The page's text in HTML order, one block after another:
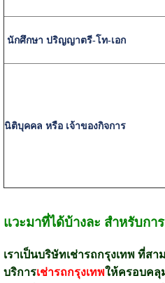
นักศึกษา ปริญญาตรี-โท-เอก
นิติบุคคล หรือ เจ้าของกิจการ
แวะมาที่ได้บ้างละ สำหรับกา
เราเป็นบริษัทเช่ารถกรุงเทพ ที่ส
บริการเช่ารถกรุงเทพให้ครอบคลุ